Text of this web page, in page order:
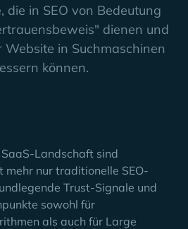
die in SEO von Bedeutung
dienen und
Website in Suchmaschinen
können.
Landschaft sind
mehr nur traditionelle SEO-
Trust-Signale und
sowohl für
als auch für Large